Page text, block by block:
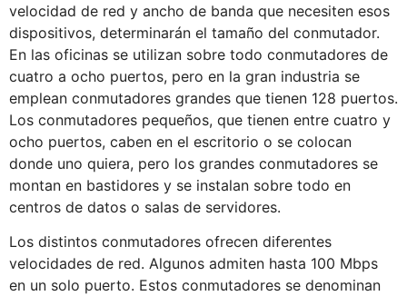
velocidad de red y ancho de banda que necesiten esos
dispositivos, determinarán el tamaño del conmutador.
En las oficinas se utilizan sobre todo conmutadores de
cuatro a ocho puertos, pero en la gran industria se
emplean conmutadores grandes que tienen 128 puertos.
Los conmutadores pequeños, que tienen entre cuatro y
ocho puertos, caben en el escritorio o se colocan
donde uno quiera, pero los grandes conmutadores se
montan en bastidores y se instalan sobre todo en
centros de datos o salas de servidores.
Los distintos conmutadores ofrecen diferentes
velocidades de red. Algunos admiten hasta 100 Mbps
en un solo puerto. Estos conmutadores se denominan